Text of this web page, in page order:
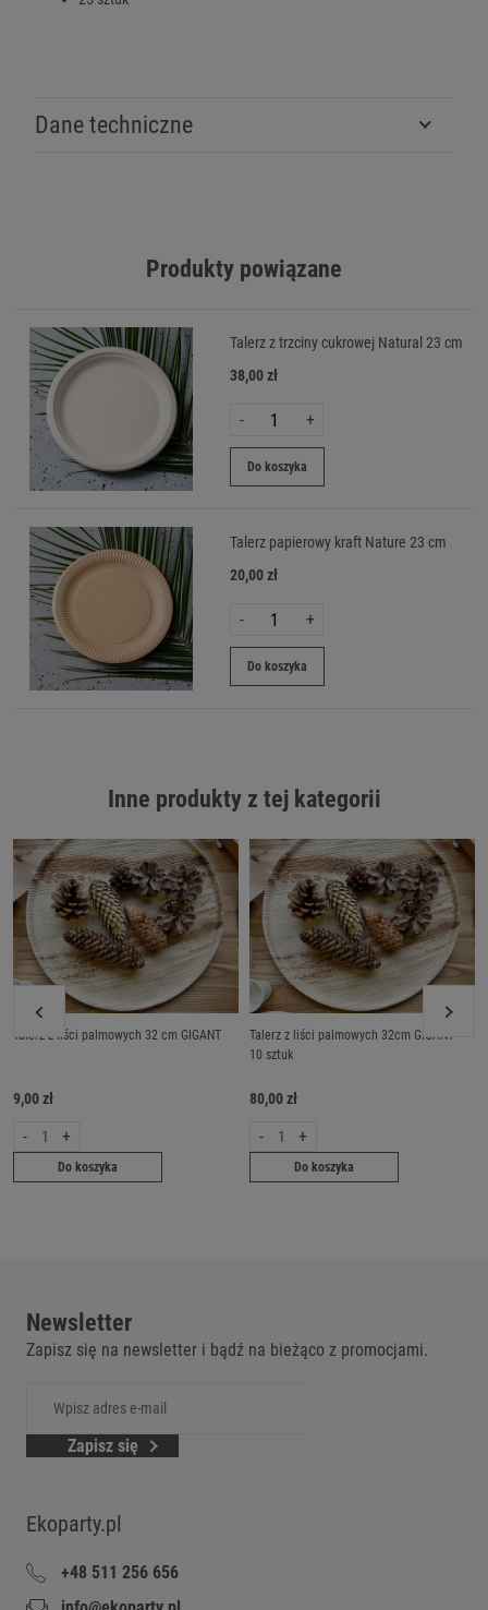
Dane techniczne
Produkty powiązane
Talerz z trzciny cukrowej Natural 23 cm
38,00 zł
- +
Do koszyka
Talerz papierowy kraft Nature 23 cm
20,00 zł
- +
Do koszyka
Inne produkty z tej kategorii
Talerz z liści palmowych 32 cm GIGANT
9,00 zł
- +
Do koszyka
Talerz z liści palmowych 32cm GIGANT -
10 sztuk
80,00 zł
- +
Do koszyka
Newsletter
Zapisz się na newsletter i bądź na bieżąco z promocjami.
Zapisz się
Ekoparty.pl
+48 511 256 656